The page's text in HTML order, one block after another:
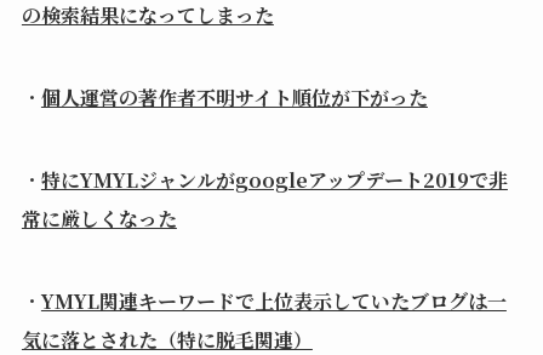
の検索結果になってしまった
・ 個人運営の著作者不明サイト順位が下がった
・ 特にYMYLジャンルがgoogleアップデート2019で非
常に厳しくなった
・ YMYL関連キーワードで上位表示していたブログは一
気に落とされた（特に脱毛関連）